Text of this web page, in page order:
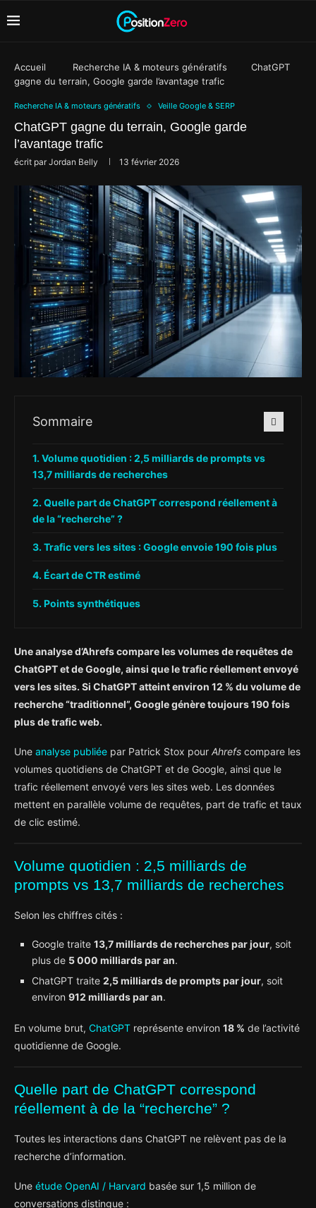
Accueil Recherche IA & moteurs génératifs
ChatGPT
gagne du terrain, Google garde l’avantage trafic
Recherche IA & moteurs génératifs Veille Google & SERP
ChatGPT gagne du terrain, Google garde
l’avantage trafic
écrit parJordan Belly 13 février 2026
Sommaire
Volume quotidien : 2,5 milliards de prompts vs
13,7 milliards de recherches
Quelle part de ChatGPT correspond réellement à
de la “recherche” ?
Trafic vers les sites : Google envoie 190 fois plus
Écart de CTR estimé
Points synthétiques
Une analyse d’Ahrefs compare les volumes de requêtes de
ChatGPT et de Google, ainsi que le trafic réellement envoyé
vers les sites. Si ChatGPT atteint environ 12 % du volume de
recherche “traditionnel”, Google génère toujours 190 fois
plus de trafic web.
Une analyse publiée par Patrick Stox pour Ahrefs compare les
volumes quotidiens de ChatGPT et de Google, ainsi que le
trafic réellement envoyé vers les sites web. Les données
mettent en parallèle volume de requêtes, part de trafic et taux
de clic estimé.
Volume quotidien : 2,5 milliards de
prompts vs 13,7 milliards de recherches
Selon les chiffres cités :
Google traite 13,7 milliards de recherches par jour, soit
plus de 5 000 milliards par an.
ChatGPT traite 2,5 milliards de prompts par jour, soit
environ 912 milliards par an.
En volume brut, ChatGPT représente environ 18 % de l’activité
quotidienne de Google.
Quelle part de ChatGPT correspond
réellement à de la “recherche” ?
Toutes les interactions dans ChatGPT ne relèvent pas de la
recherche d’information.
Une étude OpenAI / Harvard basée sur 1,5 million de
conversations distingue :